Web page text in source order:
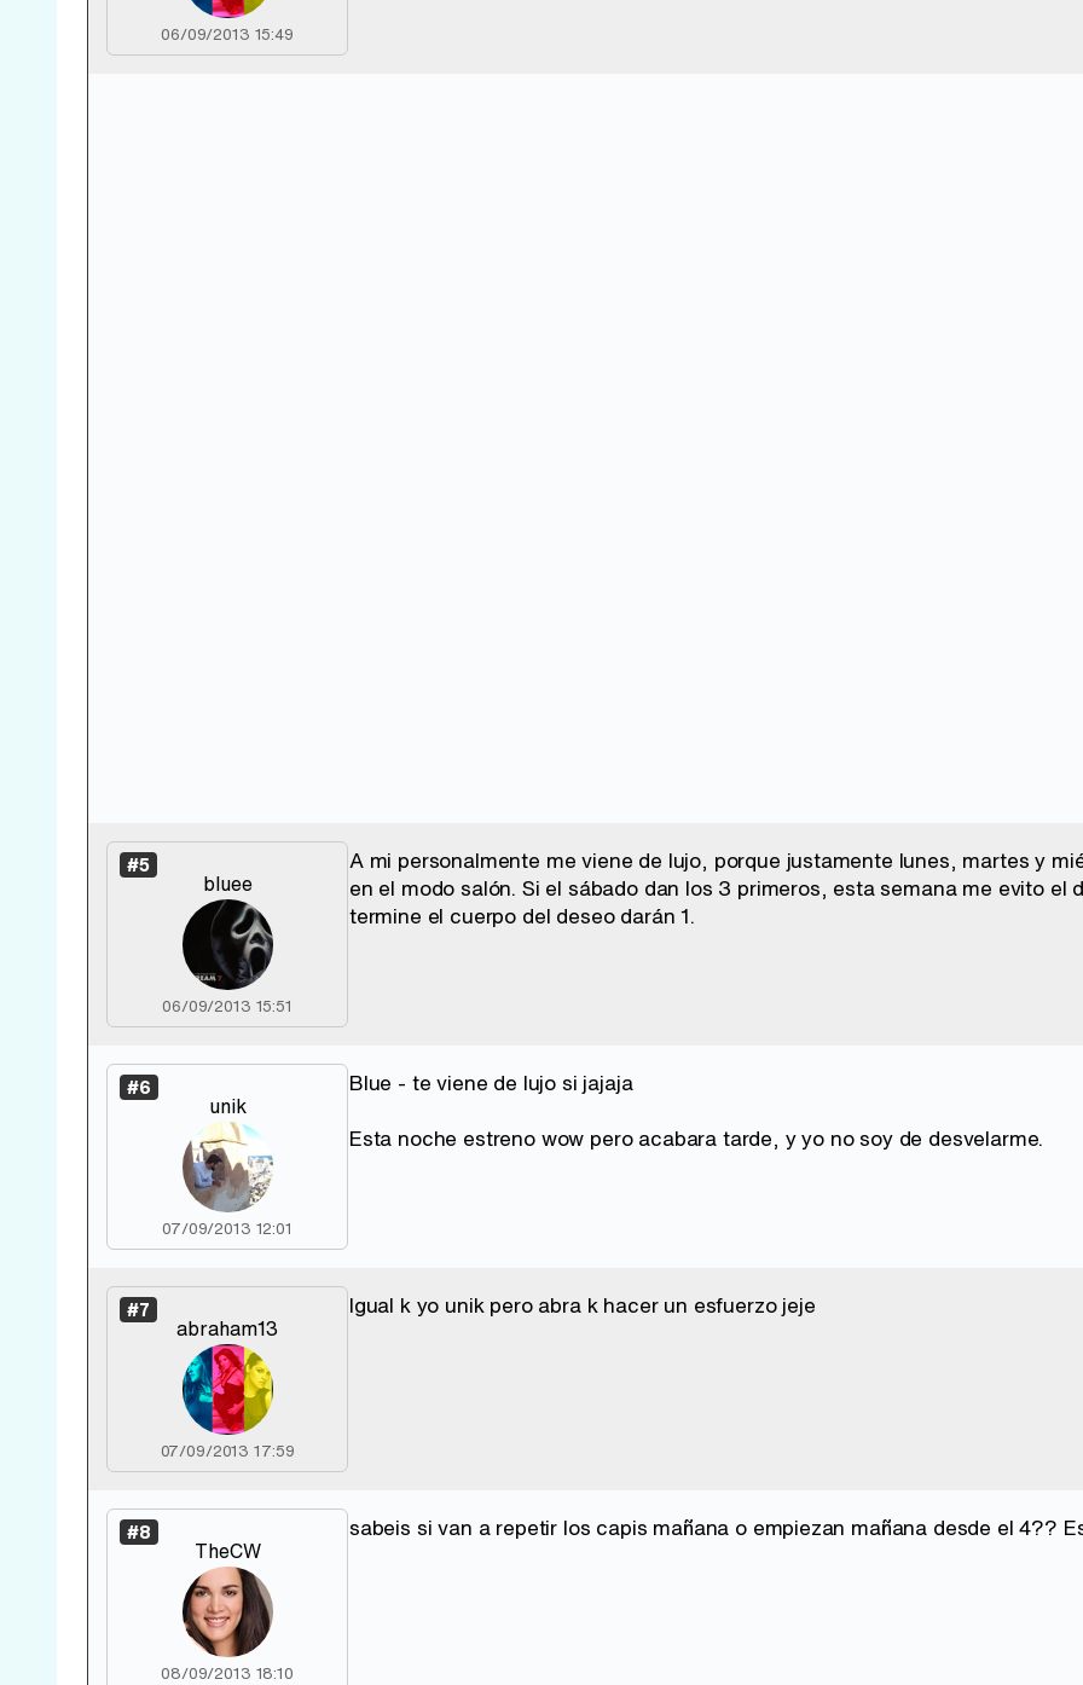
06/09/2013 15:49
#5
bluee
06/09/2013 15:51
A mi personalmente me viene de lujo, porque justamente lunes, martes y
en el modo salón. Si el sábado dan los 3 primeros, esta semana me evito el
termine el cuerpo del deseo darán 1.
#6
unik
07/09/2013 12:01
Blue - te viene de lujo si jajaja
Esta noche estreno wow pero acabara tarde, y yo no soy de desvelarme.
#7
abraham13
07/09/2013 17:59
Igual k yo unik pero abra k hacer un esfuerzo jeje
#8
TheCW
08/09/2013 18:10
sabeis si van a repetir los capis mañana o empiezan mañana desde el 4??